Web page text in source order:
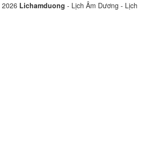
2026 Lichamduong - Lịch Âm Dương - Lịch